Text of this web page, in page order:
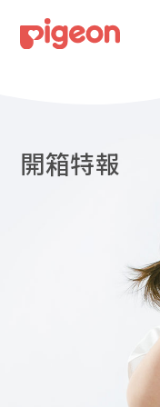
開箱特報